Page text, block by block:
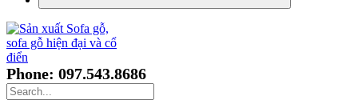
Phone: 097.543.8686